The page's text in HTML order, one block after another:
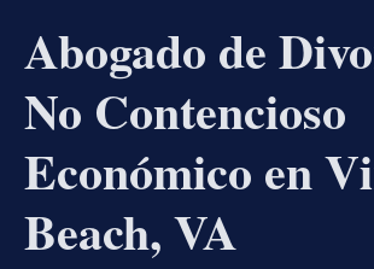
Abogado de
No Contencioso
Económico en
Beach, VA